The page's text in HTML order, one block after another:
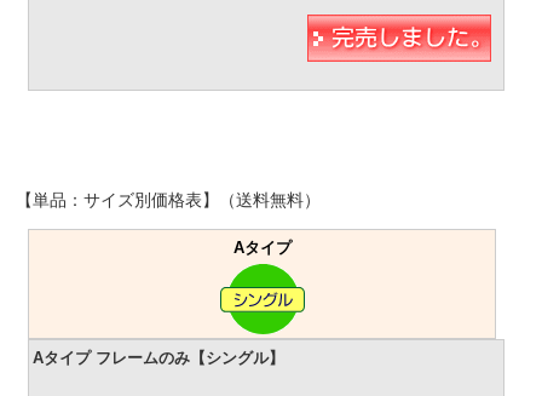
【単品：サイズ別価格表】（送料無料）
Aタイプ